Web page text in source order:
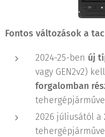
Fontos változások a
2024-25-ben új
vagy GEN2v2)
forgalomban
2026 júliusától a